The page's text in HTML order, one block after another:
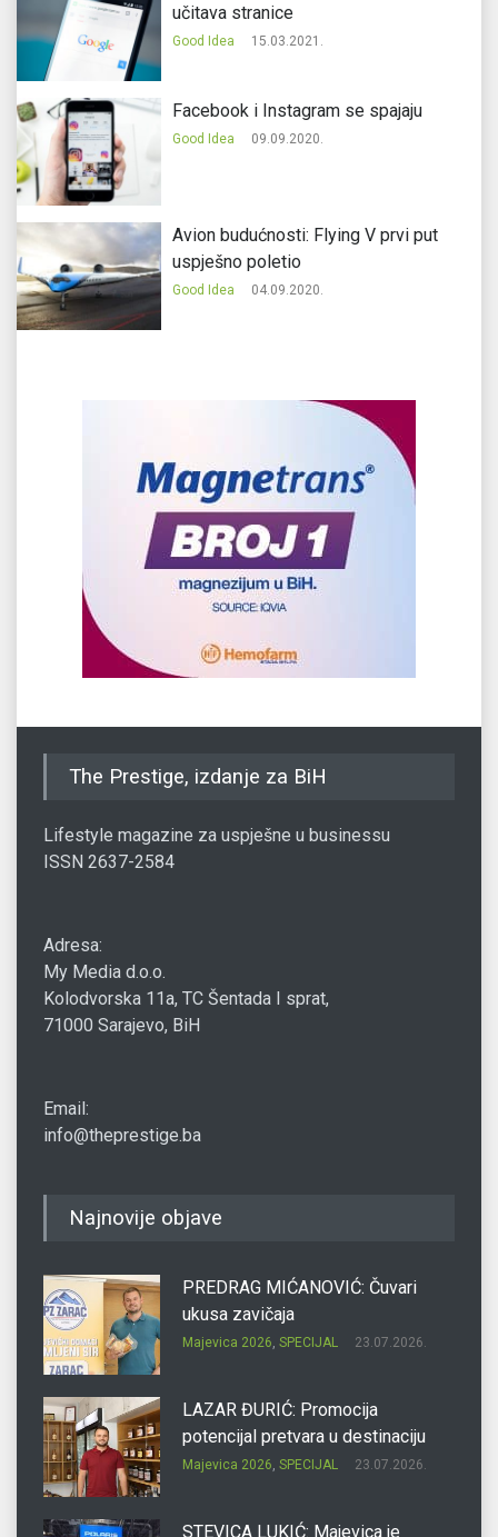
učitava stranice
Good Idea 15.03.2021.
Facebook i Instagram se spajaju
Good Idea 09.09.2020.
Avion budućnosti: Flying V prvi put
uspješno poletio
Good Idea 04.09.2020.
The Prestige, izdanje za BiH
Lifestyle magazine za uspješne u businessu
ISSN 2637-2584
Adresa:
My Media d.o.o.
Kolodvorska 11a, TC Šentada I sprat,
71000 Sarajevo, BiH
Email:
info@theprestige.ba
Najnovije objave
PREDRAG MIĆANOVIĆ: Čuvari
ukusa zavičaja
Majevica 2026, SPECIJAL 23.07.2026.
LAZAR ĐURIĆ: Promocija
potencijal pretvara u destinaciju
Majevica 2026, SPECIJAL 23.07.2026.
STEVICA LUKIĆ: Majevica je